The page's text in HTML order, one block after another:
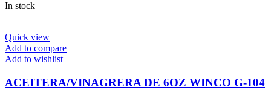
In stock
Quick view
Add to compare
Add to wishlist
ACEITERA/VINAGRERA DE 6OZ WINCO G-104